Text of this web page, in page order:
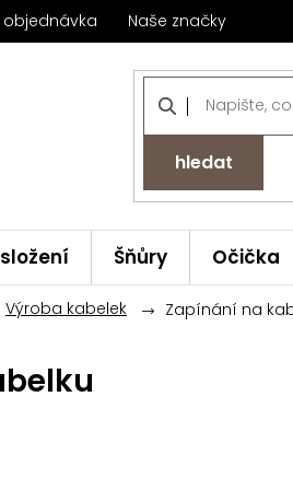
objednávka Naše značky
hledat
Šňůry Očička
Značky
Výroba kabelek Zapínání na